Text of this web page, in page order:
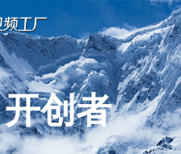
创者